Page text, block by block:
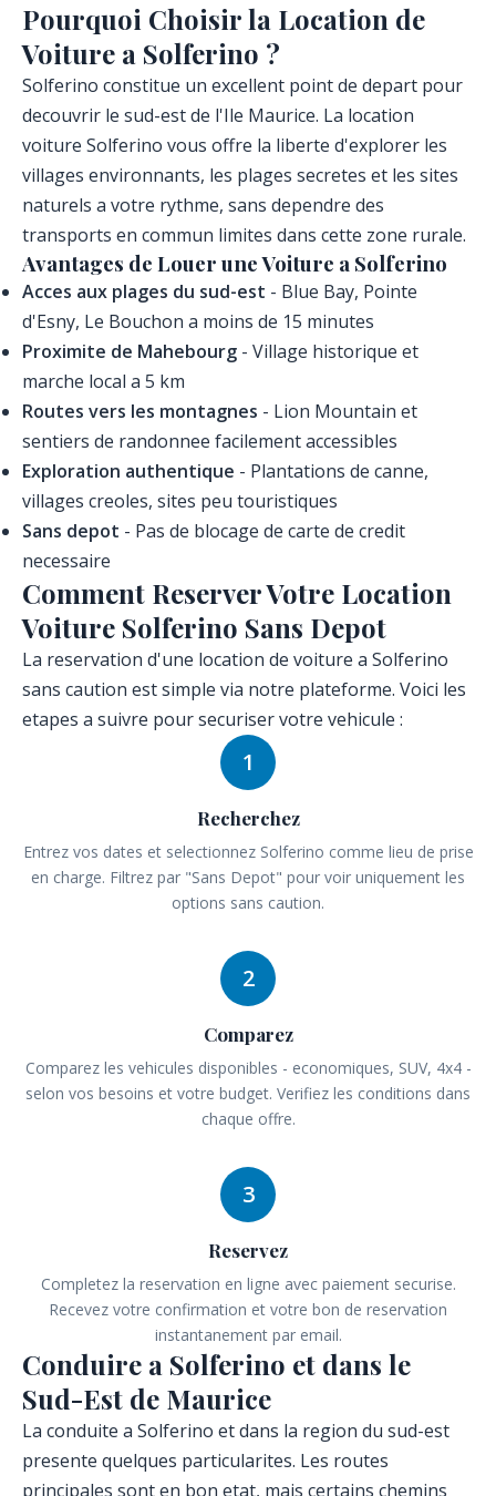
Pourquoi Choisir la Location de
Voiture a Solferino ?
Solferino constitue un excellent point de depart pour
decouvrir le sud-est de l'Ile Maurice. La location
voiture Solferino vous offre la liberte d'explorer les
villages environnants, les plages secretes et les sites
naturels a votre rythme, sans dependre des
transports en commun limites dans cette zone rurale.
Avantages de Louer une Voiture a Solferino
Acces aux plages du sud-est - Blue Bay, Pointe
d'Esny, Le Bouchon a moins de 15 minutes
Proximite de Mahebourg - Village historique et
marche local a 5 km
Routes vers les montagnes - Lion Mountain et
sentiers de randonnee facilement accessibles
Exploration authentique - Plantations de canne,
villages creoles, sites peu touristiques
Sans depot - Pas de blocage de carte de credit
necessaire
Comment Reserver Votre Location
Voiture Solferino Sans Depot
La reservation d'une location de voiture a Solferino
sans caution est simple via notre plateforme. Voici les
etapes a suivre pour securiser votre vehicule :
1
Recherchez
Entrez vos dates et selectionnez Solferino comme lieu de prise
en charge. Filtrez par "Sans Depot" pour voir uniquement les
options sans caution.
2
Comparez
Comparez les vehicules disponibles - economiques, SUV, 4x4 -
selon vos besoins et votre budget. Verifiez les conditions dans
chaque offre.
3
Reservez
Completez la reservation en ligne avec paiement securise.
Recevez votre confirmation et votre bon de reservation
instantanement par email.
Conduire a Solferino et dans le
Sud-Est de Maurice
La conduite a Solferino et dans la region du sud-est
presente quelques particularites. Les routes
principales sont en bon etat, mais certains chemins